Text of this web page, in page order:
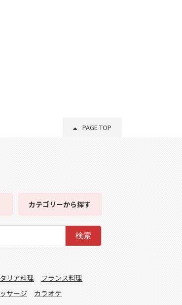
PAGE TOP
カテゴリーから探す
検索
リア料理
フランス料理
サージ
カラオケ